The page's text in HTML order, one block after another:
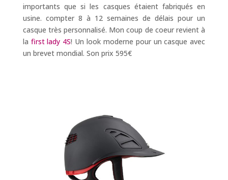
importants que si les casques étaient fabriqués en
usine. compter 8 à 12 semaines de délais pour un
casque très personnalisé. Mon coup de coeur revient à
la first lady 4S! Un look moderne pour un casque avec
un brevet mondial. Son prix 595€